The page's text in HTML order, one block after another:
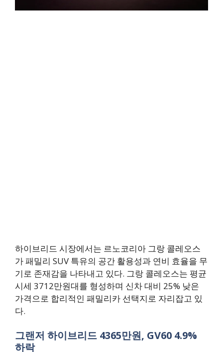
하이브리드 시장에서는 르노코리아 그랑 콜레오스
가 패밀리 SUV 특유의 공간 활용성과 연비 효율을 무
기로 존재감을 나타내고 있다. 그랑 콜레오스는 평균
시세 3712만원대를 형성하며 신차 대비 25% 낮은
가격으로 합리적인 패밀리카 선택지로 자리잡고 있
다.
그랜저 하이브리드 4365만원, GV60 4.9%
하락